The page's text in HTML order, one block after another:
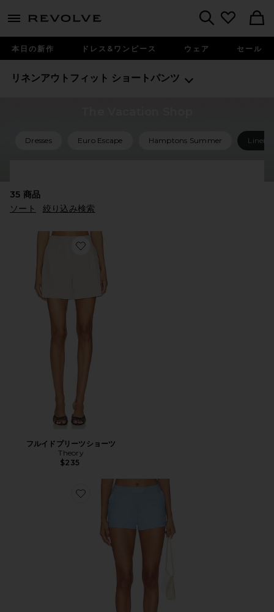
menu - shows more content
本日の新作 ドレス&ワンピース ウェア セール
リネンアウトフィット ショートパンツ
Dresses Euro Escape Hamptons Summer Linen
35 商品
ソート
絞り込み検索
Favorite フルイドプリーツショーツ
フルイドプリーツショーツ
Theory
$235
Favorite AVIANA ショートパンツ